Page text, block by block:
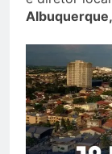
Albuquerque,